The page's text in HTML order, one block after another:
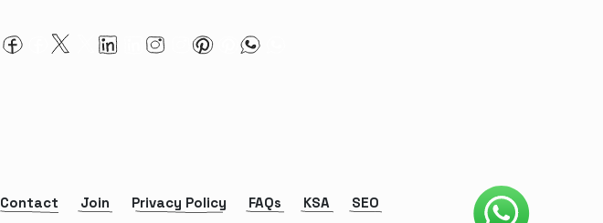
Contact Join Privacy Policy FAQs KSA SEO